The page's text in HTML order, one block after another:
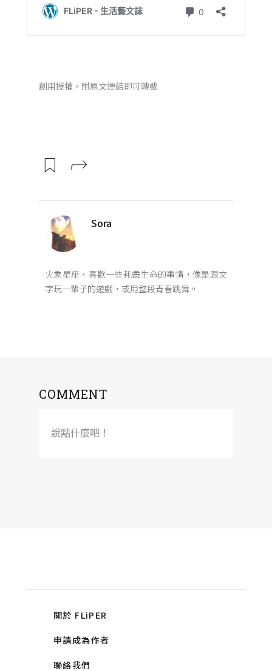
創用授權，附原文連結即可轉載
Sora
火象星座，喜歡一些耗盡生命的事情，像是跟文
字玩一輩子的遊戲，或用整段青春跳舞。
COMMENT
說點什麼吧！
關於 FLiPER
申請成為作者
聯絡我們